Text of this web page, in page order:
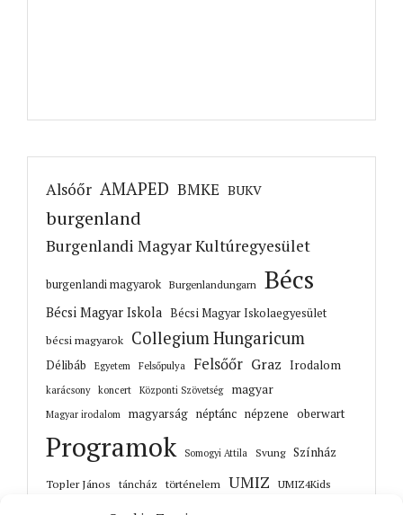
Alsóőr AMAPED BMKE BUKV
burgenland
Burgenlandi Magyar Kultúregyesület
burgenlandi magyarok Burgenlandungarn Bécs
Bécsi Magyar Iskola Bécsi Magyar Iskolaegyesület
bécsi magyarok Collegium Hungaricum
Délibáb Egyetem Felsőpulya Felsőőr Graz Irodalom
karácsony koncert Központi Szövetség magyar
Magyar irodalom magyarság néptánc népzene oberwart
Programok Somogyi Attila Svung Színház
Topler János táncház történelem UMIZ
UMIZ4Kids